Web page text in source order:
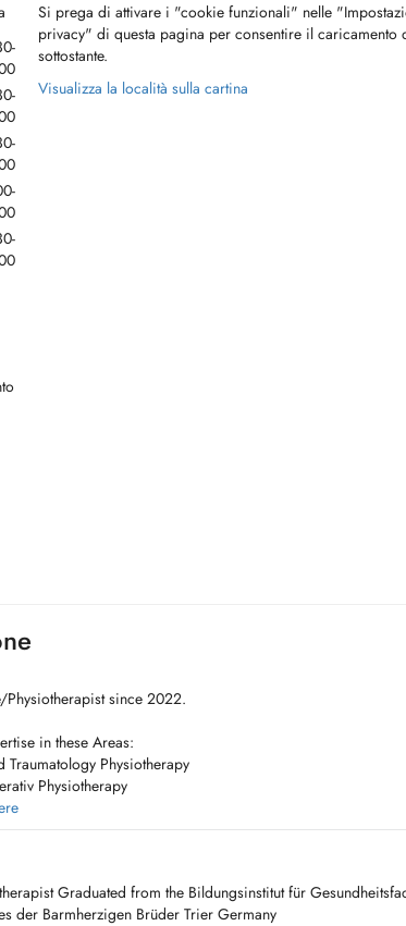
Si prega di attivare i "cookie funzionali" nelle
privacy" di questa pagina per consentire il caricamento
sottostante.
Visualizza la località sulla cartina
Physiotherapist since 2022.
in these Areas:
Traumatology Physiotherapy
Physiotherapy
Therapy
- Zert. Rückenschullehrerlizenz
Drainage
Graduated from the Bildungsinstitut für
der Barmherzigen Brüder Trier Germany